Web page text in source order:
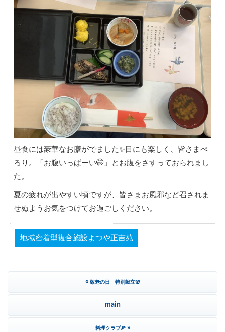
昼食には豪華なお膳がでました✨目にも楽しく、皆さまぺ
ろり。「お腹いっぱーい🤭」とお腹をさすっておられまし
た。
夏の疲れが出やすい頃ですが、皆さまお風邪など召されま
せぬようお気をつけてお過ごしください。
地域密着型複合施設よつや正吉苑
« 敬老の日 特別献立🌸
main
料理クラブ🍕»